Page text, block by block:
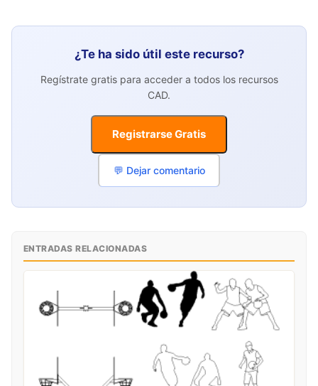
¿Te ha sido útil este recurso?
Regístrate gratis para acceder a todos los recursos
CAD.
Registrarse Gratis
💬 Dejar comentario
ENTRADAS RELACIONADAS